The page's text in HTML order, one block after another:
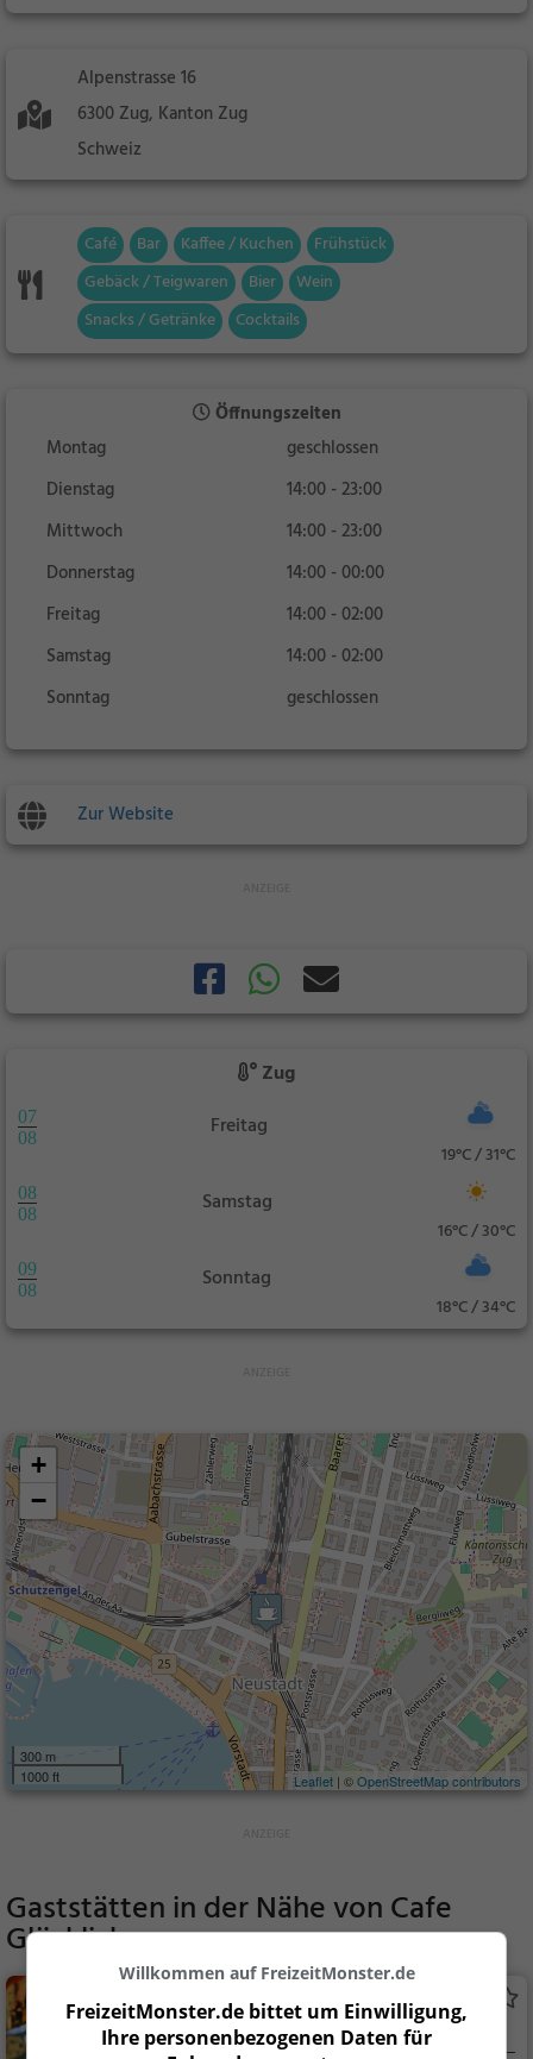
Alpenstrasse 16
6300 Zug, Kanton Zug
Schweiz
Café Bar Kaffee / Kuchen
Frühstück
Gebäck / Teigwaren
Bier
Wein
Snacks / Getränke
Cocktails
Öffnungszeiten
Montag
geschlossen
Dienstag
14:00 - 23:00
Mittwoch
14:00 - 23:00
Donnerstag
14:00 - 00:00
Freitag
14:00 - 02:00
Samstag
14:00 - 02:00
Sonntag
geschlossen
Zur Website
Zug
07
08
Freitag
19°C / 31°C
08
08
Samstag
16°C / 30°C
09
08
Sonntag
18°C / 34°C
+
−
300 m
1000 ft
Leaflet | ©OpenStreetMap contributors
Gaststätten in der Nähe vonCafe
Glücklich
Mantra
Bar in Zug
Willkommen auf FreizeitMonster.de
FreizeitMonster.de bittet um Einwilligung,
Ihre personenbezogenen Daten für